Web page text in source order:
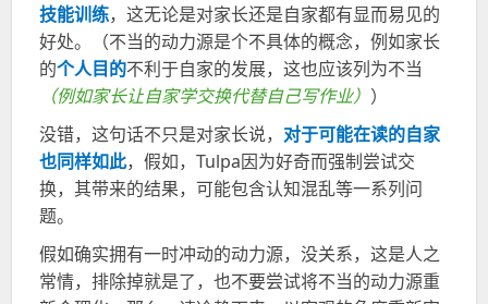
技能训练，这无论是对家长还是自家都有显而易见的
好处。（不当的动力源是个不具体的概念，例如家长
的个人目的不利于自家的发展，这也应该列为不当
（例如家长让自家学交换代替自己写作业） ）
没错，这句话不只是对家长说， 对于可能在读的自家
也同样如此，假如， Tulpa因为好奇而强制尝试交
换，其带来的结果，可能包含认知混乱等一系列问
题。
假如确实拥有一时冲动的动力源，没关系，这是人之
常情，排除掉就是了，也不要尝试将不当的动力源重